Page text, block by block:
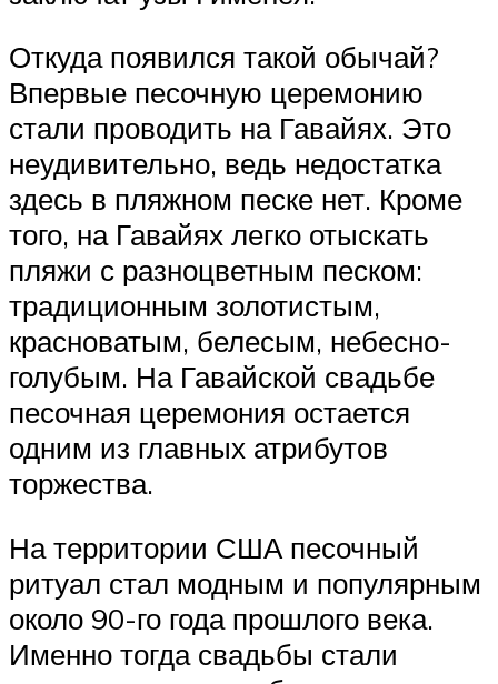
Откуда появился такой обычай?
Впервые песочную церемонию
стали проводить на Гавайях. Это
неудивительно, ведь недостатка
здесь в пляжном песке нет. Кроме
того, на Гавайях легко отыскать
пляжи с разноцветным песком:
традиционным золотистым,
красноватым, белесым, небесно-
голубым. На Гавайской свадьбе
песочная церемония остается
одним из главных атрибутов
торжества.
На территории США песочный
ритуал стал модным и популярным
около 90-го года прошлого века.
Именно тогда свадьбы стали